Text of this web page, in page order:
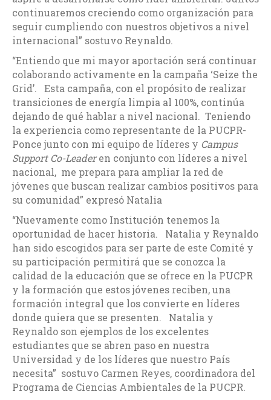
continuaremos creciendo como organización para
seguir cumpliendo con nuestros objetivos a nivel
internacional” sostuvo Reynaldo.
“Entiendo que mi mayor aportación será continuar
colaborando activamente en la campaña ‘Seize the
Grid’. Esta campaña, con el propósito de realizar
transiciones de energía limpia al 100%, continúa
dejando de qué hablar a nivel nacional. Teniendo
la experiencia como representante de la PUCPR-
Ponce junto con mi equipo de líderes y Campus
Support Co-Leaderen conjunto con líderes a nivel
nacional, me prepara para ampliar la red de
jóvenes que buscan realizar cambios positivos para
su comunidad” expresó Natalia
“Nuevamente como Institución tenemos la
oportunidad de hacer historia. Natalia y Reynaldo
han sido escogidos para ser parte de este Comité y
su participación permitirá que se conozca la
calidad de la educación que se ofrece en la PUCPR
y la formación que estos jóvenes reciben, una
formación integral que los convierte en líderes
donde quiera que se presenten. Natalia y
Reynaldo son ejemplos de los excelentes
estudiantes que se abren paso en nuestra
Universidad y de los líderes que nuestro País
necesita” sostuvo Carmen Reyes, coordinadora del
Programa de Ciencias Ambientales de la PUCPR.